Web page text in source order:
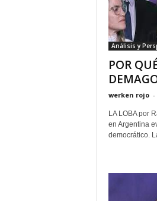
Análisis y
POR
werken rojo -
LA LOBA por
en Argentina
democrático.